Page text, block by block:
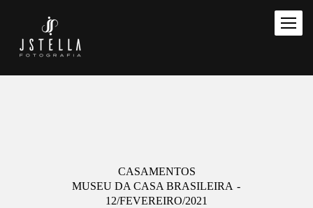
CASAMENTOS
MUSEU DA CASA BRASILEIRA
12/FEVEREIRO/2021